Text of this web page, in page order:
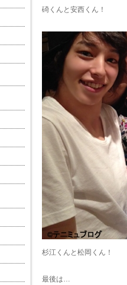
碕くんと安西くん！
杉江くんと松岡くん！
最後は…